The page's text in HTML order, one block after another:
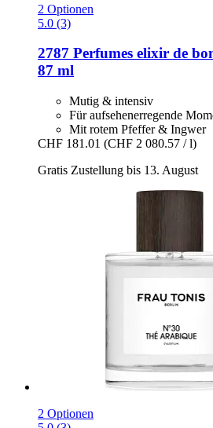
2 Optionen
5.0 (3)
2787 Perfumes elixir de
87 ml
Mutig & intensiv
Für aufsehenerregende
Mit rotem Pfeffer & Ingwer
CHF 181.01 (CHF 2 080.57 / l)
Gratis Zustellung bis 13. August
2 Optionen